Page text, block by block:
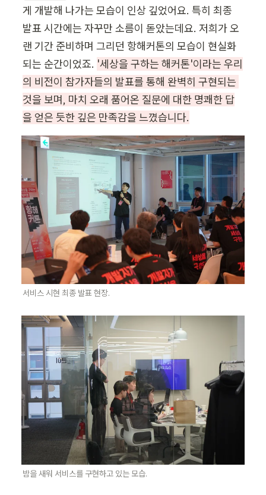
게 개발해 나가는 모습이 인상 깊었어요. 특히 최종
발표 시간에는 자꾸만 소름이 돋았는데요. 저희가 오
랜 기간 준비하며 그리던 항해커톤의 모습이 현실화
되는 순간이었죠. '세상을 구하는 해커톤'이라는 우리
의 비전이 참가자들의 발표를 통해 완벽히 구현되는
것을 보며, 마치 오래 품어온 질문에 대한 명쾌한 답
을 얻은 듯한 깊은 만족감을 느꼈습니다.
서비스 시현 최종 발표 현장.
밤을 새워 서비스를 구현하고 있는 모습.